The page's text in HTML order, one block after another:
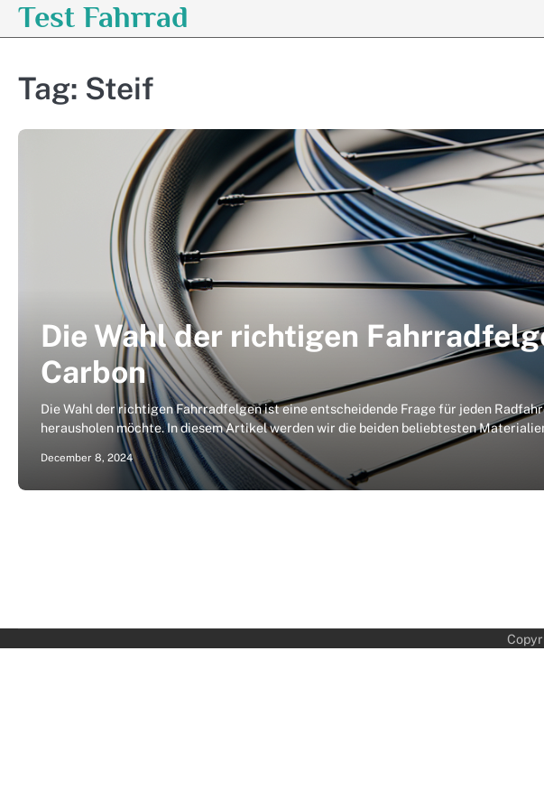
SkipTest Fahrrad
Tag: Steif
Die Wahl der richtigen
Carbon
Die Wahl der richtigen Fahrradfelgen ist eine entscheidende Frage für jeden
herausholen möchte. In diesem Artikel werden wir die beiden beliebtesten
December 8, 2024